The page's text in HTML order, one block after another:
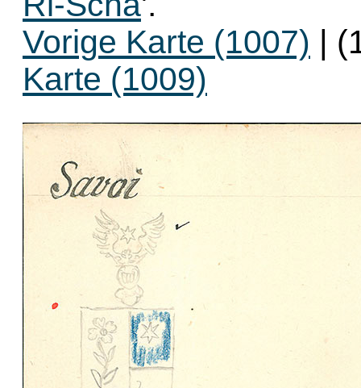
Vorige Karte (1007) |
Karte (1009)